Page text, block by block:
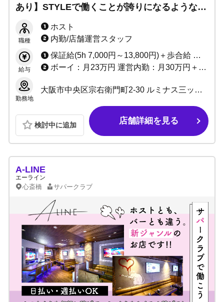
あり】STYLEで働くことが誇りになるような好
のご応募でも大歓迎！一緒に自慢できる職場で
働きませんか？
職種
ホスト
内勤/店舗運営スタッフ
給与
保証給(5h 7,000円～13,800円)＋歩合給 ※バック率60～90%!! +功労金+ボーナス多数 （新人さんがとりやすいボーナスをたくさん用意しています）
ボーイ：月23万円 運営内勤：月30万円＋能力給＋ボーナス
勤務地
大阪市中央区宗右衛門町2-30 ルミナス三ッ寺1F
検討中に追加 店舗詳細を見る
A-LINE
エーライン
心斎橋 サパークラブ